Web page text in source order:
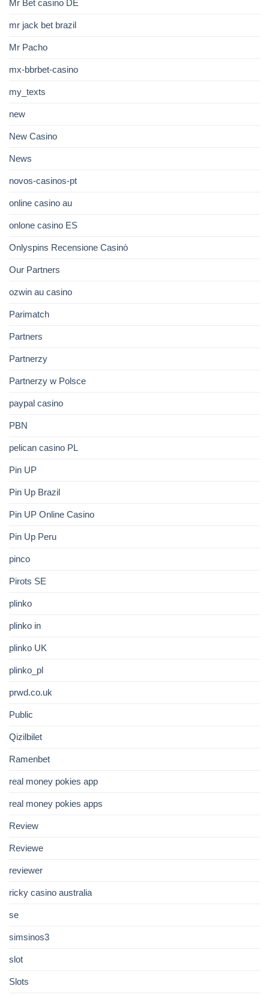
Mr Bet casino DE
mr jack bet brazil
Mr Pacho
mx-bbrbet-casino
my_texts
new
New Casino
News
novos-casinos-pt
online casino au
onlone casino ES
Onlyspins Recensione Casinò
Our Partners
ozwin au casino
Parimatch
Partners
Partnerzy
Partnerzy w Polsce
paypal casino
PBN
pelican casino PL
Pin UP
Pin Up Brazil
Pin UP Online Casino
Pin Up Peru
pinco
Pirots SE
plinko
plinko in
plinko UK
plinko_pl
prwd.co.uk
Public
Qizilbilet
Ramenbet
real money pokies app
real money pokies apps
Review
Reviewe
reviewer
ricky casino australia
se
simsinos3
slot
Slots